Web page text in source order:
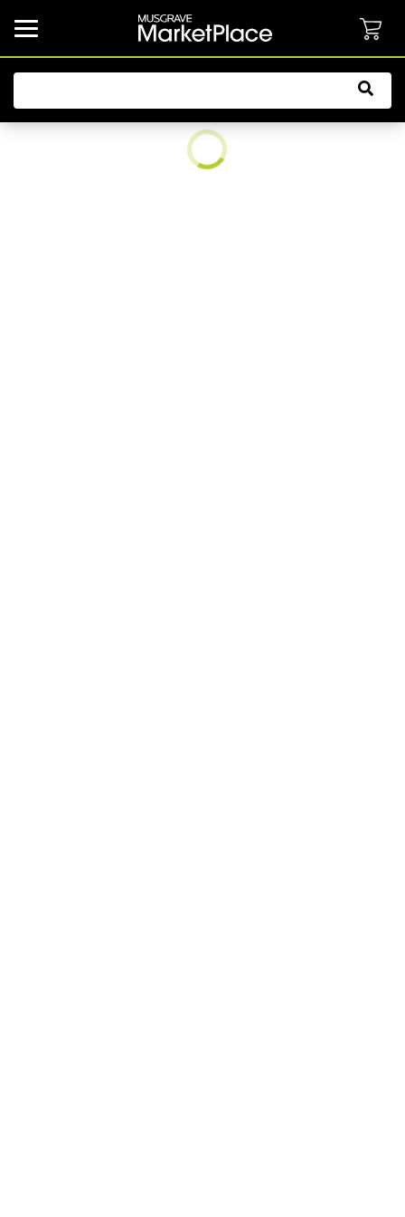
common.button.navbarCollapsed.text